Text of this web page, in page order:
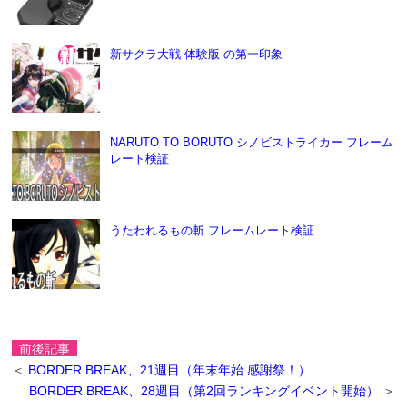
新サクラ大戦 体験版 の第一印象
NARUTO TO BORUTO シノビストライカー フレーム
レート検証
うたわれるもの斬 フレームレート検証
前後記事
＜ BORDER BREAK、21週目（年末年始 感謝祭！）
BORDER BREAK、28週目（第2回ランキングイベント開始）
＞